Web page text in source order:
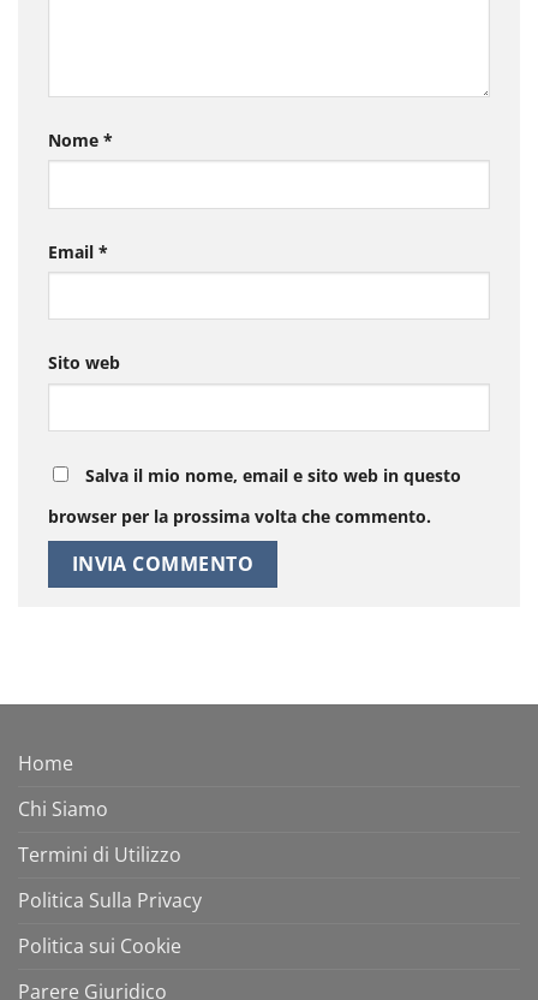
Nome *
Email *
Sito web
Salva il mio nome, email e sito web in questo
browser per la prossima volta che commento.
Home
Chi Siamo
Termini di Utilizzo
Politica Sulla Privacy
Politica sui Cookie
Parere Giuridico